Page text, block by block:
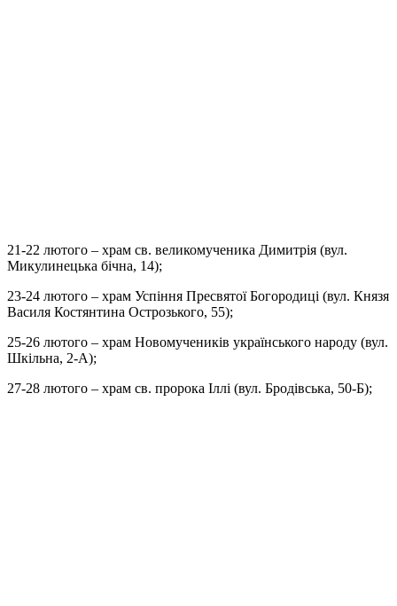
21-22 лютого – храм св. великомученика Димитрія (вул.
Микулинецька бічна, 14);
23-24 лютого – храм Успіння Пресвятої Богородиці (вул. Князя
Василя Костянтина Острозького, 55);
25-26 лютого – храм Новомучеників українського народу (вул.
Шкільна, 2-А);
27-28 лютого – храм св. пророка Іллі (вул. Бродівська, 50-Б);